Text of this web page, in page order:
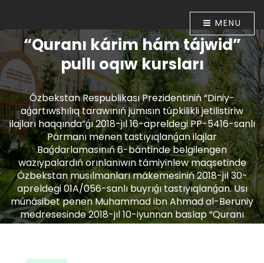
MENU
“Quranı kárim hám tájwid”
pullı oqıw kursları
Ózbekstan Respublikası Prezidentiniń “Diniy-
aǵartıwshılıq tarawınıń jumısın túpkilikli jetilistiriw
ilajları haqqında”ǵı 2018-jıl 16-apreldegi PP-5416-sanlı
Pármanı menen tastıyıqlanǵan ilajlar
Baǵdarlamasınıń 6-bántinde belgilengen
wazıypalardıń orınlanıwın támiyinlew maqsetinde
Ózbekstan musılmanları mákemesiniń 2018-jıl 30-
apreldegi 01A/056-sanlı buyrıǵı tastıyıqlanǵan. Usı
múnásibet penen Muhammad ibn Ahmad al-Beruniy
medresesinde 2018-jıl 10-iyunnan baslap “Quranı
kárim hám tájwid” úyretiw boyınsha pullı oqıw kursları